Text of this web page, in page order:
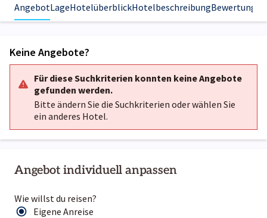
AngebotLageHotelüberblickHotelbeschreibungBewertungen
Angebot individuell anpassen
Wie willst du reisen?
Eigene Anreise
Keine Angebote?
Für diese Suchkriterien konnten keine Angebote
gefunden werden.
Bitte ändern Sie die Suchkriterien oder wählen Sie
ein anderes Hotel.